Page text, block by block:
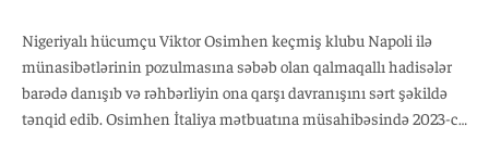
Nigeriyalı hücumçu Viktor Osimhen keçmiş klubu Napoli ilə
münasibətlərinin pozulmasına səbəb olan qalmaqallı hadisələr
barədə danışıb və rəhbərliyin ona qarşı davranışını sərt şəkildə
tənqid edib. Osimhen İtaliya mətbuatına müsahibəsində 2023-cü